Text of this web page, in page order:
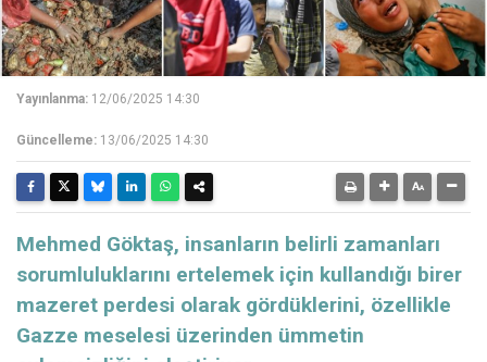
Yayınlanma: 12/06/2025 14:30
Güncelleme: 13/06/2025 14:30
Mehmed Göktaş, insanların belirli zamanları
sorumluluklarını ertelemek için kullandığı birer
mazeret perdesi olarak gördüklerini, özellikle
Gazze meselesi üzerinden ümmetin